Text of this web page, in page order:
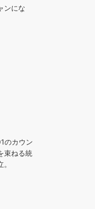
ンにな
のカウン
束ねる統